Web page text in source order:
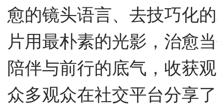
愈的镜头语言、去技巧化
片用最朴素的光影，治愈
陪伴与前行的底气，收获
众多观众在社交平台分享